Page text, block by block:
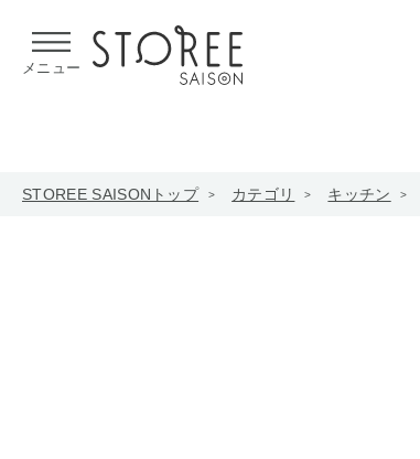
メニュー
STOREE SAISONトップ カテゴリ キッチン